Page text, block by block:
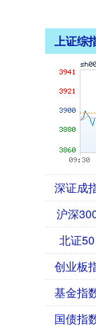
上证综
深证成
沪深
北证50
创业板
基金指
国债指